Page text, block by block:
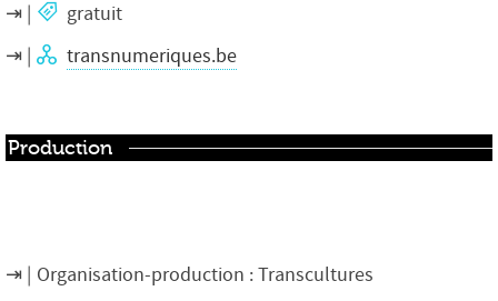
gratuit
transnumeriques.be
Production
Organisation-production : Transcultures